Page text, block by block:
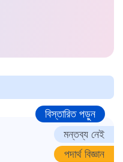
মন্তব্য নেই
পদার্থ বিজ্ঞান
বিস্তারিত পড়ুন